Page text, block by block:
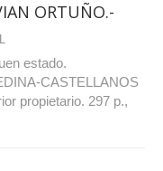
ORTUÑO.-
estado.
CASTELLANOS
propietario. 297 p.,